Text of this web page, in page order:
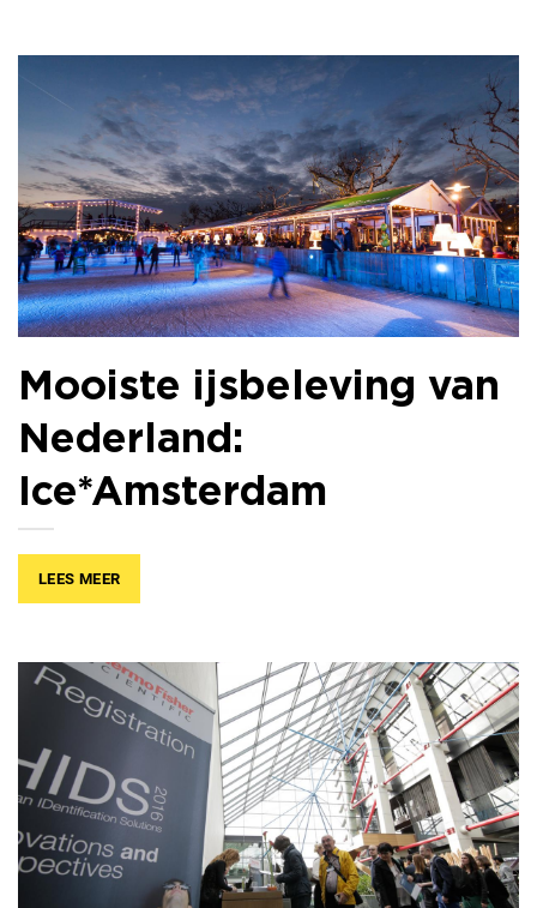
Mooiste ijsbeleving van
Nederland:
Ice*Amsterdam
LEES MEER